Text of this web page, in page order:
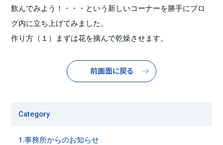
飲んでみよう！・・・という新しいコーナーを勝手にブロ
グ内に立ち上げてみました。
作り方（１）まずは花を摘んで乾燥させます。
前画面に戻る
Category
1.事務所からのお知らせ